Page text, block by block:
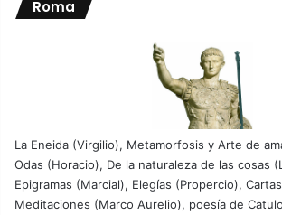
Roma
La Eneida (Virgilio), Metamorfosis y Arte de
Odas (Horacio), De la naturaleza de las cosas
Epigramas (Marcial), Elegías (Propercio),
Meditaciones (Marco Aurelio), poesía de